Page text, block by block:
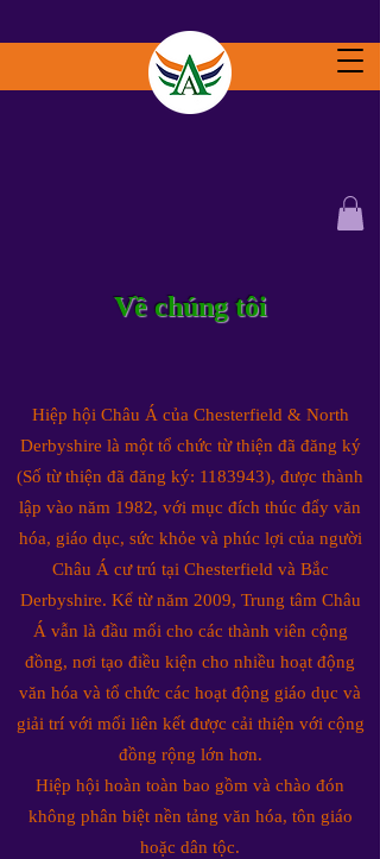
Về chúng tôi
Hiệp hội Châu Á của Chesterfield & North
Derbyshire là một tổ chức từ thiện đã đăng ký
(Số từ thiện đã đăng ký: 1183943), được thành
lập vào năm 1982, với mục đích thúc đẩy văn
hóa, giáo dục, sức khỏe và phúc lợi của người
Châu Á cư trú tại Chesterfield và Bắc
Derbyshire. Kể từ năm 2009, Trung tâm Châu
Á vẫn là đầu mối cho các thành viên cộng
đồng, nơi tạo điều kiện cho nhiều hoạt động
văn hóa và tổ chức các hoạt động giáo dục và
giải trí với mối liên kết được cải thiện với cộng
đồng rộng lớn hơn.
Hiệp hội hoàn toàn bao gồm và chào đón
không phân biệt nền tảng văn hóa, tôn giáo
hoặc dân tộc.